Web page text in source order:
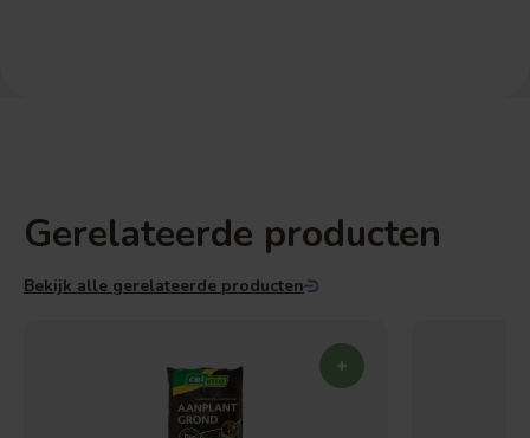
Gerelateerde producten
Bekijk alle gerelateerde producten